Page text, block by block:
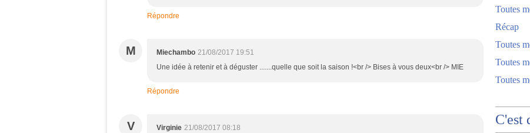
Répondre
M Miechambo 21/08/2017 19:51
Une idée à retenir et à déguster .......quelle que soit la saison !<br /> Bises à vous deux<br /> MIE
Répondre
V Virginie 21/08/2017 08:18
Toutes
Récap
Toutes
Toutes
Toutes
C'est